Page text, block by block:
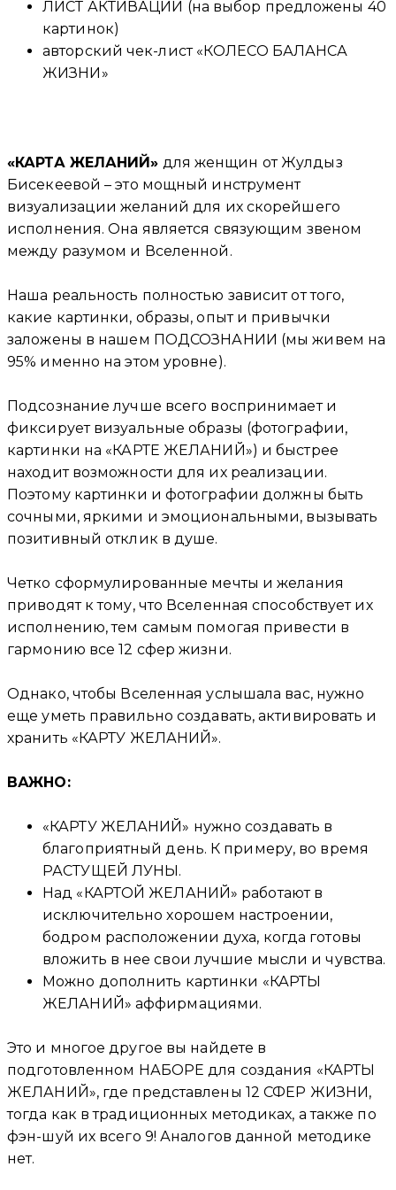
ЛИСТ АКТИВАЦИИ (на выбор предложены 40
картинок)
авторский чек-лист «КОЛЕСО БАЛАНСА
ЖИЗНИ»
«КАРТА ЖЕЛАНИЙ» для женщин от Жулдыз
Бисекеевой – это мощный инструмент
визуализации желаний для их скорейшего
исполнения. Она является связующим звеном
между разумом и Вселенной.
Наша реальность полностью зависит от того,
какие картинки, образы, опыт и привычки
заложены в нашем ПОДСОЗНАНИИ (мы живем на
95% именно на этом уровне).
Подсознание лучше всего воспринимает и
фиксирует визуальные образы (фотографии,
картинки на «КАРТЕ ЖЕЛАНИЙ») и быстрее
находит возможности для их реализации.
Поэтому картинки и фотографии должны быть
сочными, яркими и эмоциональными, вызывать
позитивный отклик в душе.
Четко сформулированные мечты и желания
приводят к тому, что Вселенная способствует их
исполнению, тем самым помогая привести в
гармонию все 12 сфер жизни.
Однако, чтобы Вселенная услышала вас, нужно
еще уметь правильно создавать, активировать и
хранить «КАРТУ ЖЕЛАНИЙ».
ВАЖНО:
«КАРТУ ЖЕЛАНИЙ» нужно создавать в
благоприятный день. К примеру, во время
РАСТУЩЕЙ ЛУНЫ.
Над «КАРТОЙ ЖЕЛАНИЙ» работают в
исключительно хорошем настроении,
бодром расположении духа, когда готовы
вложить в нее свои лучшие мысли и чувства.
Можно дополнить картинки «КАРТЫ
ЖЕЛАНИЙ» аффирмациями.
Это и многое другое вы найдете в
подготовленном НАБОРЕ для создания «КАРТЫ
ЖЕЛАНИЙ», где представлены 12 СФЕР ЖИЗНИ,
тогда как в традиционных методиках, а также по
фэн-шуй их всего 9! Аналогов данной методике
нет.